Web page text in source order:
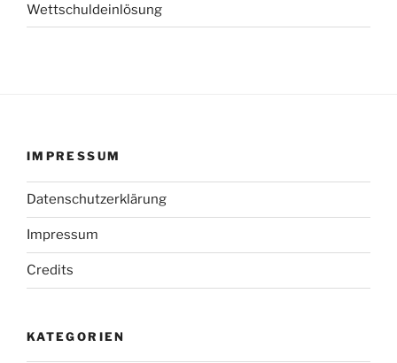
Wettschuldeinlösung
IMPRESSUM
Datenschutzerklärung
Impressum
Credits
KATEGORIEN